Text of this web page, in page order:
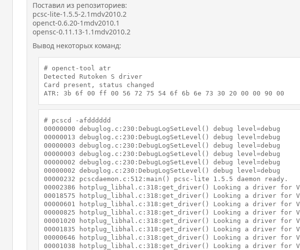
Поставил из репозиториев:
pcsc-lite-1.5.5-2.1mdv2010.2
openct-0.6.20-1mdv2010.1
opensc-0.11.13-1.1mdv2010.2
Вывод некоторых команд:
# openct-tool atr
Detected Rutoken S driver
Card present, status changed
ATR: 3b 6f 00 ff 00 56 72 75 54 6f 6b 6e 73 30 20 00 00 90 00
# pcscd -afdddddd
00000000 debuglog.c:230:DebugLogSetLevel() debug level=debug
00000013 debuglog.c:230:DebugLogSetLevel() debug level=debug
00000003 debuglog.c:230:DebugLogSetLevel() debug level=debug
00000003 debuglog.c:230:DebugLogSetLevel() debug level=debug
00000002 debuglog.c:230:DebugLogSetLevel() debug level=debug
00000002 debuglog.c:230:DebugLogSetLevel() debug level=debug
00000232 pcscdaemon.c:512:main() pcsc-lite 1.5.5 daemon ready.
00002386 hotplug_libhal.c:318:get_driver() Looking a driver for
00018575 hotplug_libhal.c:318:get_driver() Looking a driver for
00000601 hotplug_libhal.c:318:get_driver() Looking a driver for
00000825 hotplug_libhal.c:318:get_driver() Looking a driver for
00001020 hotplug_libhal.c:318:get_driver() Looking a driver for
00001835 hotplug_libhal.c:318:get_driver() Looking a driver for
00000646 hotplug_libhal.c:318:get_driver() Looking a driver for
00001038 hotplug_libhal.c:318:get_driver() Looking a driver for